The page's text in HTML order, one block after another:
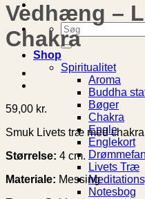
Søg
efter:
Shop
Spiritualitet
Aroma
Buddha
Bøger
Chakra
Engle
Englekort
Livets Træ
Notesbog
Vedhæng –
Chakra
59,00 kr.
Smuk Livets træ med
Størrelse: 4 cm.
Materiale: Messing